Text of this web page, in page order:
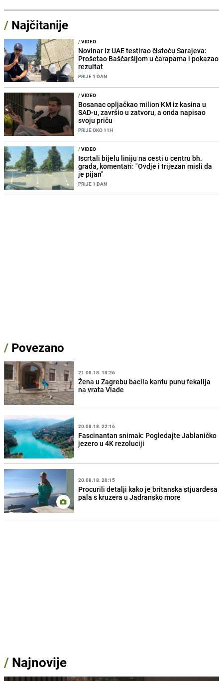
/ Najčitanije
/VIDEO
Novinar iz UAE testirao čistoću Sarajeva:
Prošetao Baščaršijom u čarapama i pokazao
rezultat
PRIJE 1 DAN
/VIDEO
Bosanac opljačkao milion KM iz kasina u
SAD-u, završio u zatvoru, a onda napisao
svoju priču
PRIJE OKO 11H
/VIDEO
Iscrtali bijelu liniju na cesti u centru bh.
grada, komentari: "Ovdje i trijezan misli da
je pijan"
PRIJE 1 DAN
/ Povezano
21.08.18. 13:26
Žena u Zagrebu bacila kantu punu fekalija
na vrata Vlade
20.08.18. 22:16
Fascinantan snimak: Pogledajte Jablaničko
jezero u 4K rezoluciji
20.08.18. 20:15
Procurili detalji kako je britanska stjuardesa
pala s kruzera u Jadransko more
/ Najnovije